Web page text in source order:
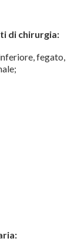
di chirurgia:
fegato,